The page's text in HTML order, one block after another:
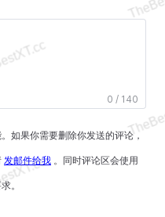
0 / 140
如果你需要删除你发送的评论，
发邮件给我 。同时评论区会使用
。